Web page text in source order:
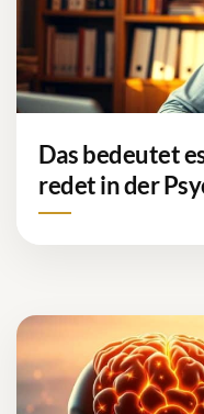
Das bedeutet
redet in der